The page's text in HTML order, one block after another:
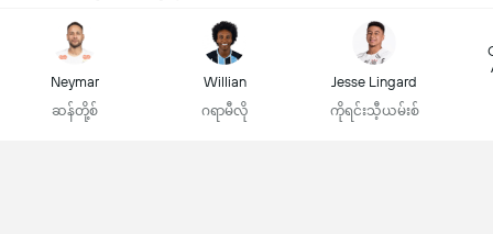
Neymar
ဆန်တို့စ်
Willian
ဂရာမီလို
Jesse Lingard
ကိုရင်းသီ့ယမ်းစ်